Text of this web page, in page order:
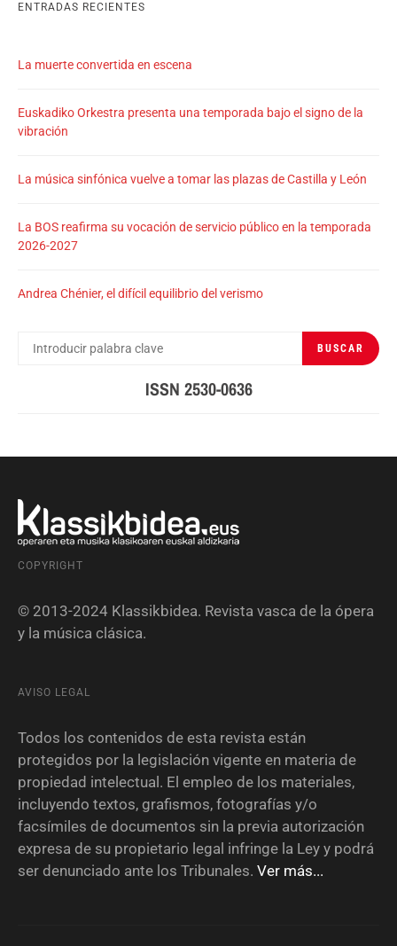
ENTRADAS RECIENTES
La muerte convertida en escena
Euskadiko Orkestra presenta una temporada bajo el signo de la
vibración
La música sinfónica vuelve a tomar las plazas de Castilla y León
La BOS reafirma su vocación de servicio público en la temporada
2026-2027
Andrea Chénier, el difícil equilibrio del verismo
POR:
BUSCAR
ISSN 2530-0636
COPYRIGHT
© 2013-2024 Klassikbidea. Revista vasca de la ópera
y la música clásica.
AVISO LEGAL
Todos los contenidos de esta revista están
protegidos por la legislación vigente en materia de
propiedad intelectual. El empleo de los materiales,
incluyendo textos, grafismos, fotografías y/o
facsímiles de documentos sin la previa autorización
expresa de su propietario legal infringe la Ley y podrá
ser denunciado ante los Tribunales. Ver más...